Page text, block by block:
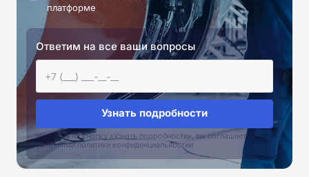
платформе
Ответим на все ваши вопросы
Узнать подробности
Нажимая на кнопку «Узнать подробности», вы соглашаетесь с
условиями политики конфиденциальностии